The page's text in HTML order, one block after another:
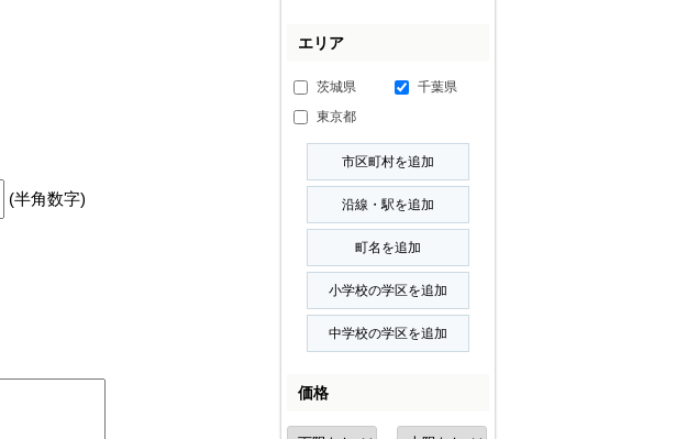
(半角数字)
エリア
茨城県
千葉県
東京都
価格